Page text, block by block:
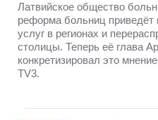
Латвийское общество
реформа больниц
услуг в регионах и
столицы. Теперь её глава
конкретизировал это
TV3.